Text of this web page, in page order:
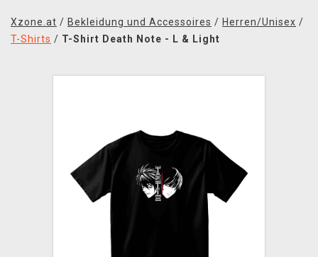
BÜCHER & COMICS
XZONE CLUB
Xzone.at / Bekleidung und Accessoires / Herren/Unisex /
T-Shirts / T-Shirt Death Note - L & Light